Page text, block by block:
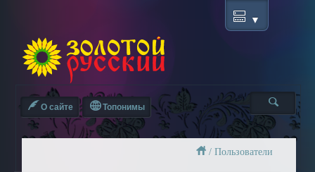
О сайте Топонимы
/ Пользователи